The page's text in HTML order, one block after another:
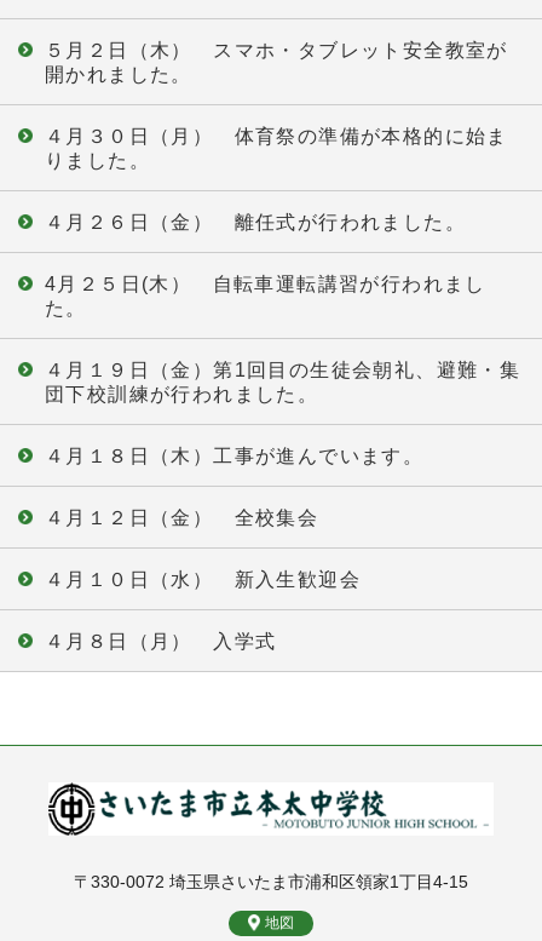
５月２日（木） スマホ・タブレット安全教室が
開かれました。
４月３０日（月） 体育祭の準備が本格的に始ま
りました。
４月２６日（金） 離任式が行われました。
4月２５日(木） 自転車運転講習が行われまし
た。
４月１９日（金）第1回目の生徒会朝礼、避難・集
団下校訓練が行われました。
４月１８日（木）工事が進んでいます。
４月１２日（金） 全校集会
４月１０日（水） 新入生歓迎会
４月８日（月） 入学式
〒330-0072 埼玉県さいたま市浦和区領家1丁目4-15
地図